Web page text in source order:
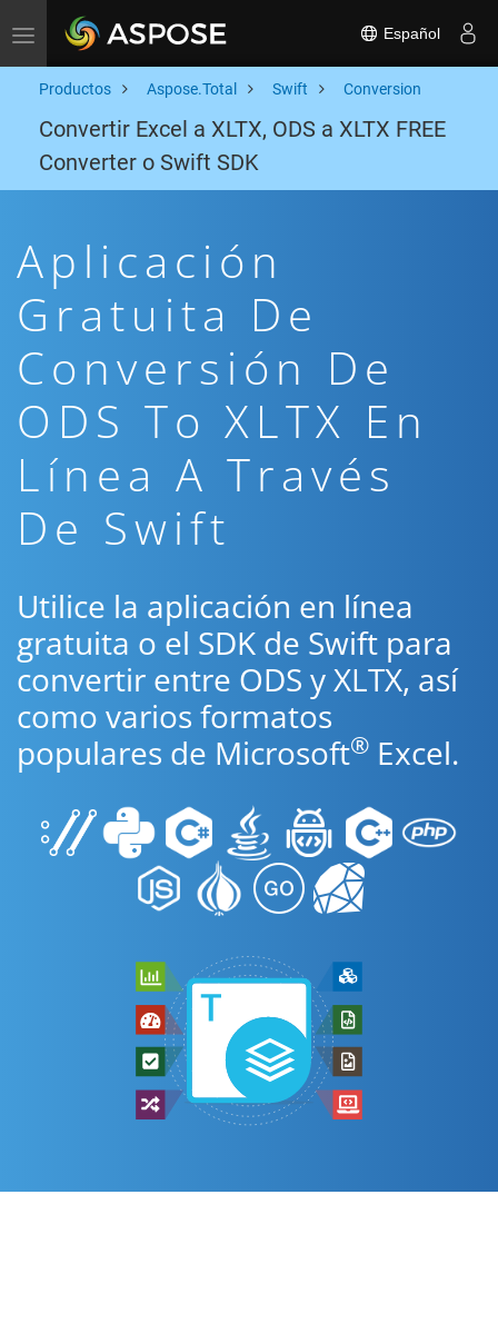
Toggle navigation Español
Productos Aspose.Total Swift Conversion
Convertir Excel a XLTX, ODS a XLTX FREE
Converter o Swift SDK
Aplicación
Gratuita De
Conversión De
ODS To XLTX En
Línea A Través
De Swift
Utilice la aplicación en línea
gratuita o el SDK de Swift para
convertir entre ODS y XLTX, así
como varios formatos
populares de Microsoft® Excel.